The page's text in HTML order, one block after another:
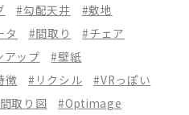
#勾配天井
#敷地
タ #間取り
#チェア
アップ
#壁紙
徴 #リクシル
#VRっぽい
取り図
#Optimage